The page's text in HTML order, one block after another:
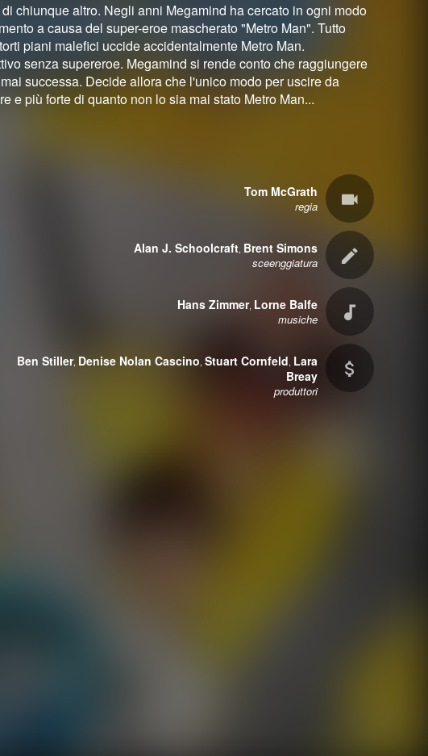
chiunque altro. Negli anni Megamind ha cercato in ogni modo
a causa del super-eroe mascherato "Metro Man". Tutto
piani malefici uccide accidentalmente Metro Man.
senza supereroe. Megamind si rende conto che raggiungere
successa. Decide allora che l'unico modo per uscire da
e più forte di quanto non lo sia mai stato Metro Man...
Tom McGrath
regia
Alan J. Schoolcraft, Brent Simons
sceenggiatura
Hans Zimmer, Lorne Balfe
musiche
Ben Stiller, Denise Nolan Cascino, Stuart Cornfeld, Lara
Breay
produttori